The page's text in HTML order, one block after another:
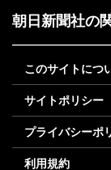
朝日新聞社の
このサイトにつ
サイトポリシー
プライバシーポ
利用規約